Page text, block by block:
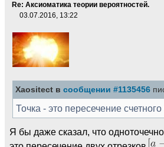
Re: Аксиоматика теории вероятностей.
03.07.2016, 13:22
Xaositect в сообщении #1135456
Точка - это пересечение
Я бы даже сказал, что